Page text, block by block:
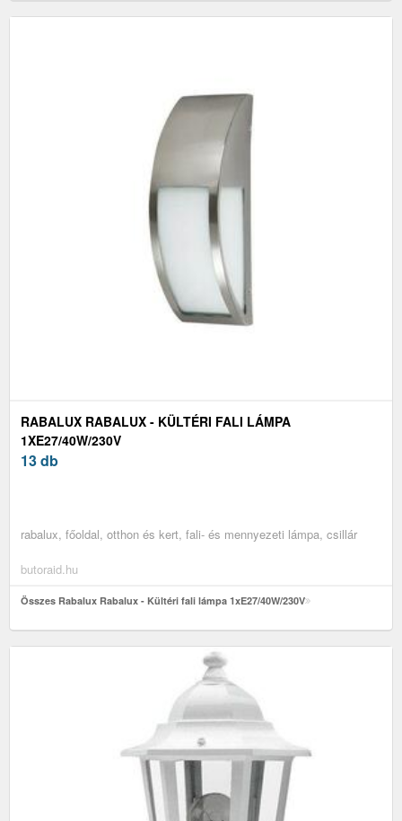
RABALUX RABALUX - KÜLTÉRI FALI LÁMPA
1XE27/40W/230V
13 db
rabalux, főoldal, otthon és kert, fali- és mennyezeti lámpa, csillár
butoraid.hu
Összes Rabalux Rabalux - Kültéri fali lámpa 1xE27/40W/230V